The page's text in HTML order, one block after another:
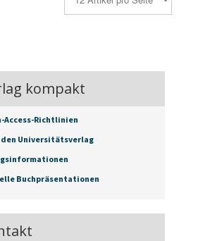
kompakt
Access-Richtlinien
den Universitätsverlag
Buchpräsentationen